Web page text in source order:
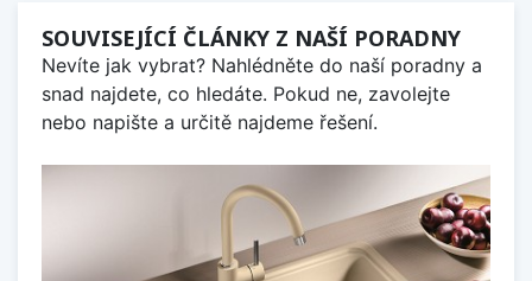
SOUVISEJÍCÍ ČLÁNKY Z NAŠÍ PORADNY
Nevíte jak vybrat? Nahlédněte do naší poradny a
snad najdete, co hledáte. Pokud ne, zavolejte
nebo napište a určitě najdeme řešení.